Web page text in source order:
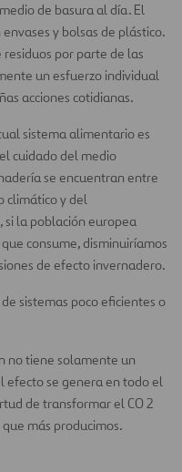
de basura al día. El
y bolsas de plástico.
por parte de las
un esfuerzo individual
acciones cotidianas.
sistema alimentario es
cuidado del medio
se encuentran entre
climático y del
la población europea
consume, disminuiríamos
de efecto invernadero.
sistemas poco eficientes o
no tiene solamente un
efecto se genera en todo el
de transformar el CO 2
más producimos.